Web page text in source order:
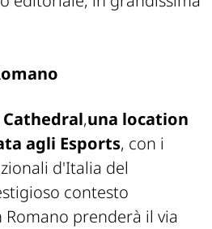
Cathedral,una location
agli Esports, con i
d'Italia del
contesto
Romano prenderà il via